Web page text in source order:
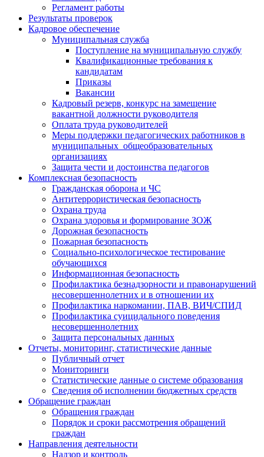
Регламент работы
Результаты проверок
Кадровое обеспечение
Муниципальная служба
Поступление на муниципальную службу
Квалификационные требования к
кандидатам
Приказы
Вакансии
Кадровый резерв, конкурс на замещение
вакантной должности руководителя
Оплата труда руководителей
Меры поддержки педагогических работников в
муниципальных общеобразовательных
организациях
Защита чести и достоинства педагогов
Комплексная безопасность
Гражданская оборона и ЧС
Антитеррористическая безопасность
Охрана труда
Охрана здоровья и формирование ЗОЖ
Дорожная безопасность
Пожарная безопасность
Социально-психологическое тестирование
обучающихся
Информационная безопасность
Профилактика безнадзорности и правонарушений
несовершеннолетних и в отношении их
Профилактика наркомании, ПАВ, ВИЧ/СПИД
Профилактика суицидального поведения
несовершеннолетних
Защита персональных данных
Отчеты, мониторинг, статистические данные
Публичный отчет
Мониторинги
Статистические данные о системе образования
Сведения об исполнении бюджетных средств
Обращение граждан
Обращения граждан
Порядок и сроки рассмотрения обращений
граждан
Направления деятельности
Надзор и контроль